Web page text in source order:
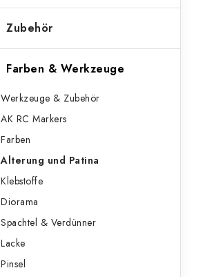
Zubehör
Farben & Werkzeuge
Werkzeuge & Zubehör
AK RC Markers
Farben
Alterung und Patina
Klebstoffe
Diorama
Spachtel & Verdünner
Lacke
Pinsel